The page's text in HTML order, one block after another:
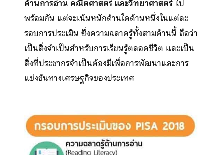
ด้านการอ่าน คณิตศาสตร์ และวิทยาศาสตร์ไป
พร้อมกัน แต่จะเน้นหนักด้านใดด้านหนึ่งในแต่ละ
รอบการประเมิน ซึ่งความฉลาดรู้ทั้งสามด้านนี้ ถือว่า
เป็นสิ่งจำเป็นสำหรับการเรียนรู้ตลอดชีวิต และเป็น
สิ่งที่ประชากรจำเป็นต้องมีเพื่อการพัฒนาและการ
แข่งขันทางเศรษฐกิจของประเทศ